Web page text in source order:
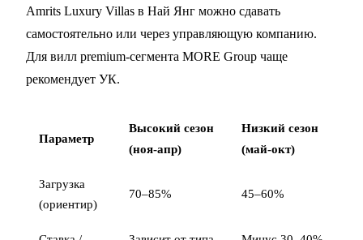
Amrits Luxury Villas в Най Янг можно сдавать
самостоятельно или через управляющую компанию.
Для вилл premium-сегмента MORE Group чаще
рекомендует УК.
Параметр
Высокий сезон
(ноя-апр)
Низкий сезон
(май-окт)
Загрузка
(ориентир)
70–85% 45–60%